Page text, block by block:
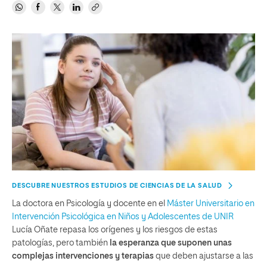
DESCUBRE NUESTROS ESTUDIOS DE CIENCIAS DE LA SALUD
La doctora en Psicología y docente en el Máster Universitario en
Intervención Psicológica en Niños y Adolescentes de UNIR
Lucía Oñate repasa los orígenes y los riesgos de estas
patologías, pero también la esperanza que suponen unas
complejas intervenciones y terapias que deben ajustarse a las